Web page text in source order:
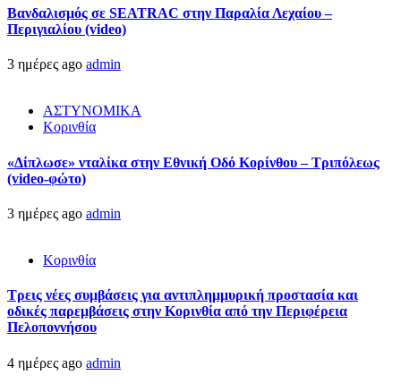
Βανδαλισμός σε SEATRAC στην Παραλία Λεχαίου –
Περιγιαλίου (video)
3 ημέρες ago admin
ΑΣΤΥΝΟΜΙΚΑ
Κορινθία
«Δίπλωσε» νταλίκα στην Εθνική Oδό Κορίνθου – Τριπόλεως
(video-φώτο)
3 ημέρες ago admin
Κορινθία
Τρεις νέες συμβάσεις για αντιπλημμυρική προστασία και
οδικές παρεμβάσεις στην Κορινθία από την Περιφέρεια
Πελοποννήσου
4 ημέρες ago admin